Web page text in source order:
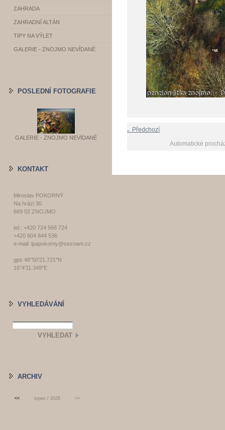
← Předchozí
Automatické
ZAHRADA
ZAHRADNÍ ALTÁN
TIPY NA VÝLET
GALERIE - ZNOJMO NEVÍDANÉ
POSLEDNÍ FOTOGRAFIE
GALERIE - ZNOJMO NEVÍDANÉ
KONTAKT
Miroslav POKORNÝ
Na hrázi 30
669 02 ZNOJMO
tel.: +420 724 566 724
+420 604 844 536
e-mail: ipapokorny@seznam.cz
gps 48°50'21.721"N
16°4'11.349"E
VYHLEDÁVÁNÍ
ARCHIV
<< srpen / 2026 >>